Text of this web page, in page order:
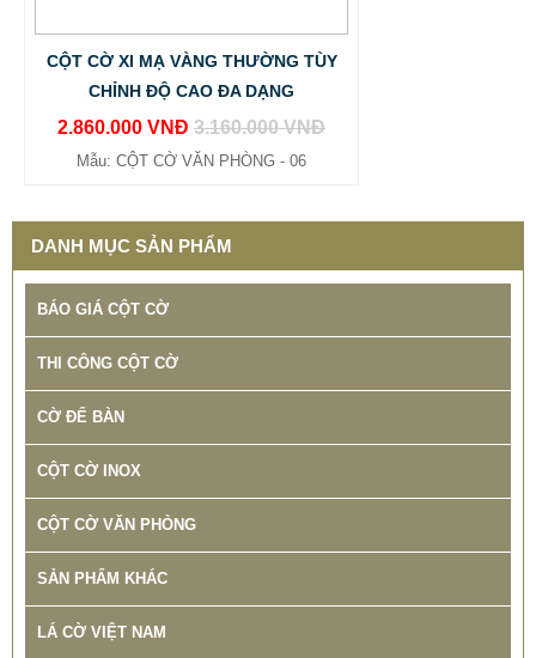
CỘT CỜ XI MẠ VÀNG THƯỜNG TÙY
CHỈNH ĐỘ CAO ĐA DẠNG
2.860.000 VNĐ 3.160.000 VNĐ
Mẫu: CỘT CỜ VĂN PHÒNG - 06
DANH MỤC SẢN PHẨM
BÁO GIÁ CỘT CỜ
THI CÔNG CỘT CỜ
CỜ ĐỂ BÀN
CỘT CỜ INOX
CỘT CỜ VĂN PHÒNG
SẢN PHẨM KHÁC
LÁ CỜ VIỆT NAM